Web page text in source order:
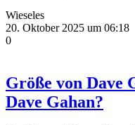
Wieseles
20. Oktober 2025 um 06:18
0
Größe von Dave
Dave Gahan?